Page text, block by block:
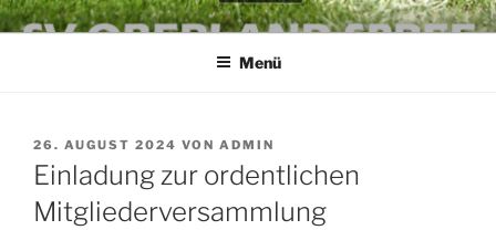
Zum
InhaltSV OBERLAND SPREE E.V.
die Kraft an der Spree
Menü
VERÖFFENTLICHT
AM
26. AUGUST 2024 VON ADMIN
Einladung zur ordentlichen
Mitgliederversammlung